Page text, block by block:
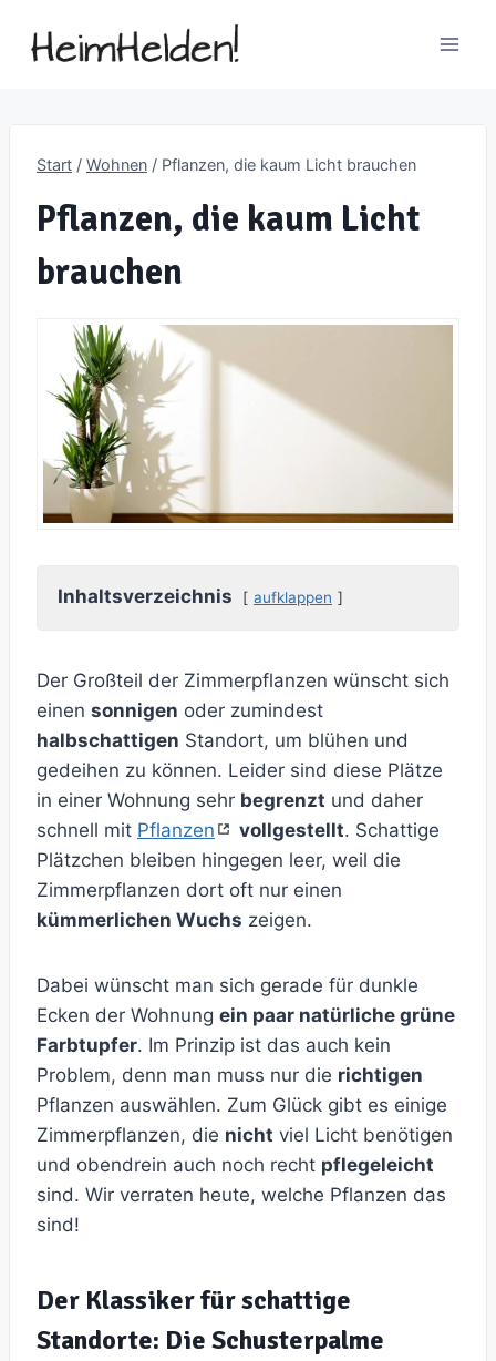
Inhalt
Start / Wohnen / Pflanzen, die kaum Licht brauchen
Pflanzen, die kaum Licht
brauchen
Inhaltsverzeichnis aufklappen
Der Großteil der Zimmerpflanzen wünscht sich
einen sonnigen oder zumindest
halbschattigen Standort, um blühen und
gedeihen zu können. Leider sind diese Plätze
in einer Wohnung sehr begrenzt und daher
schnell mit Pflanzen vollgestellt. Schattige
Plätzchen bleiben hingegen leer, weil die
Zimmerpflanzen dort oft nur einen
kümmerlichen Wuchs zeigen.
Dabei wünscht man sich gerade für dunkle
Ecken der Wohnung ein paar natürliche grüne
Farbtupfer. Im Prinzip ist das auch kein
Problem, denn man muss nur die richtigen
Pflanzen auswählen. Zum Glück gibt es einige
Zimmerpflanzen, die nicht viel Licht benötigen
und obendrein auch noch recht pflegeleicht
sind. Wir verraten heute, welche Pflanzen das
sind!
Der Klassiker für schattige
Standorte: Die Schusterpalme